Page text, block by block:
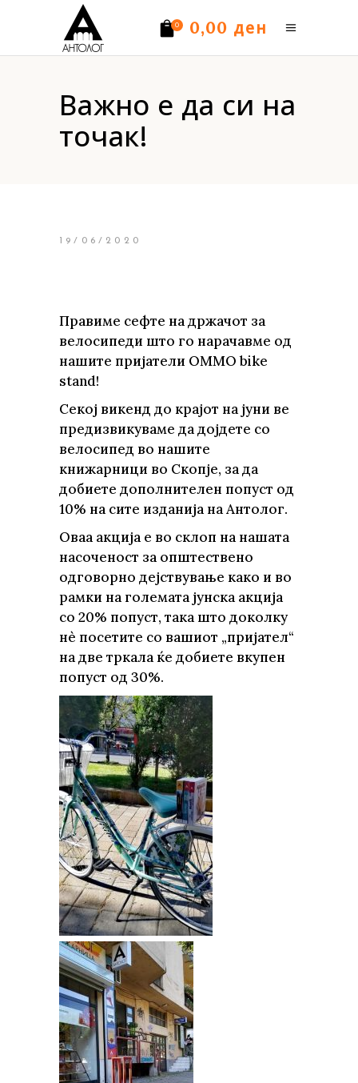
0 0,00 ден
Важно е да си на
точак!
19/06/2020
Правиме сефте на држачот за
велосипеди што го нарачавме од
нашите пријатели OMMO bike
stand!
Секој викенд до крајот на јуни ве
предизвикуваме да дојдете со
велосипед во нашите
книжарници во Скопје, за да
добиете дополнителeн попуст од
10% на сите изданија на Антолог.
Оваа акција е во склоп на нашата
насоченост за општествено
одговорно дејствување како и во
рамки на големата јунска акција
со 20% попуст, така што доколку
нè посетите со вашиот „пријател“
на две тркала ќе добиете вкупен
попуст од 30%.